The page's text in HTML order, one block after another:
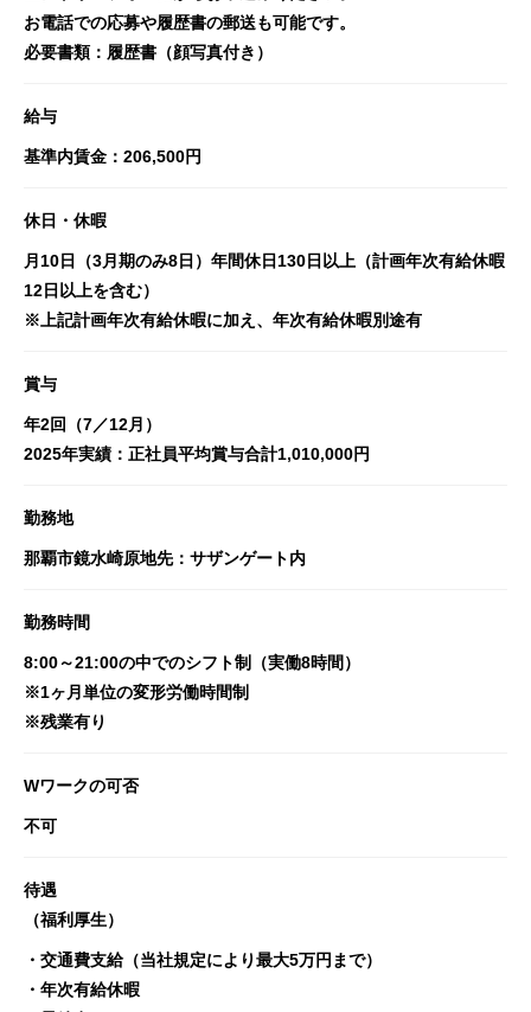
お電話での応募や履歴書の郵送も可能です。
必要書類：履歴書（顔写真付き）
給与
基準内賃金：206,500円
休日・休暇
月10日（3月期のみ8日）年間休日130日以上（計画年次有給休暇
12日以上を含む）
※上記計画年次有給休暇に加え、年次有給休暇別途有
賞与
年2回（7／12月）
2025年実績：正社員平均賞与合計1,010,000円
勤務地
那覇市鏡水崎原地先：サザンゲート内
勤務時間
8:00～21:00の中でのシフト制（実働8時間）
※1ヶ月単位の変形労働時間制
※残業有り
Wワークの可否
不可
待遇
（福利厚生）
・交通費支給（当社規定により最大5万円まで）
・年次有給休暇